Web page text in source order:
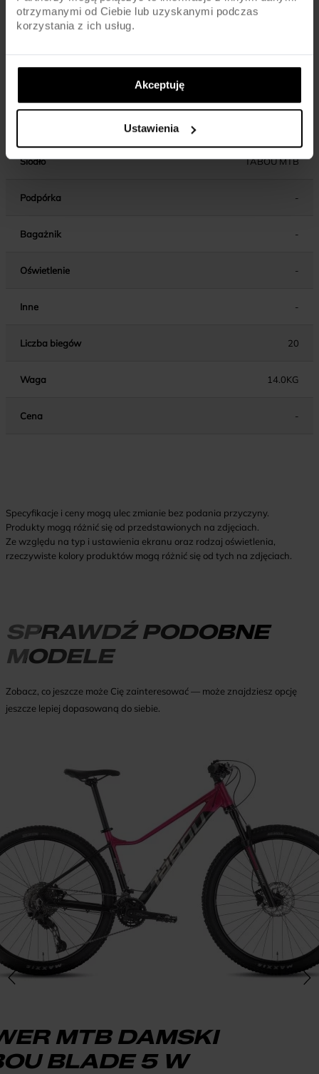
otrzymanymi od Ciebie lub uzyskanymi podczas
korzystania z ich usług.
Akceptuję
Ustawienia
Siodło TABOU MTB
Podpórka -
Bagażnik -
Oświetlenie -
Inne -
Liczba biegów 20
Waga 14.0KG
Cena -
Specyfikacje i ceny mogą ulec zmianie bez podania przyczyny.
Produkty mogą różnić się od przedstawionych na zdjęciach.
Ze względu na typ i ustawienia ekranu oraz rodzaj oświetlenia,
rzeczywiste kolory produktów mogą różnić się od tych na zdjęciach.
SPRAWDŹ PODOBNE
MODELE
Zobacz, co jeszcze może Cię zainteresować — może znajdziesz opcję
jeszcze lepiej dopasowaną do siebie.
MTB DAMSKI
BLADE 5 W